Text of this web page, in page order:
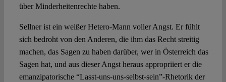
über Minderheitenrechte haben.
Sellner ist ein weißer Hetero-Mann voller Angst. Er fühlt
sich bedroht von den Anderen, die ihm das Recht streitig
machen, das Sagen zu haben darüber, wer in Österreich das
Sagen hat, und aus dieser Angst heraus appropriiert er die
emanzipatorische “Lasst-uns-uns-selbst-sein”-Rhetorik der